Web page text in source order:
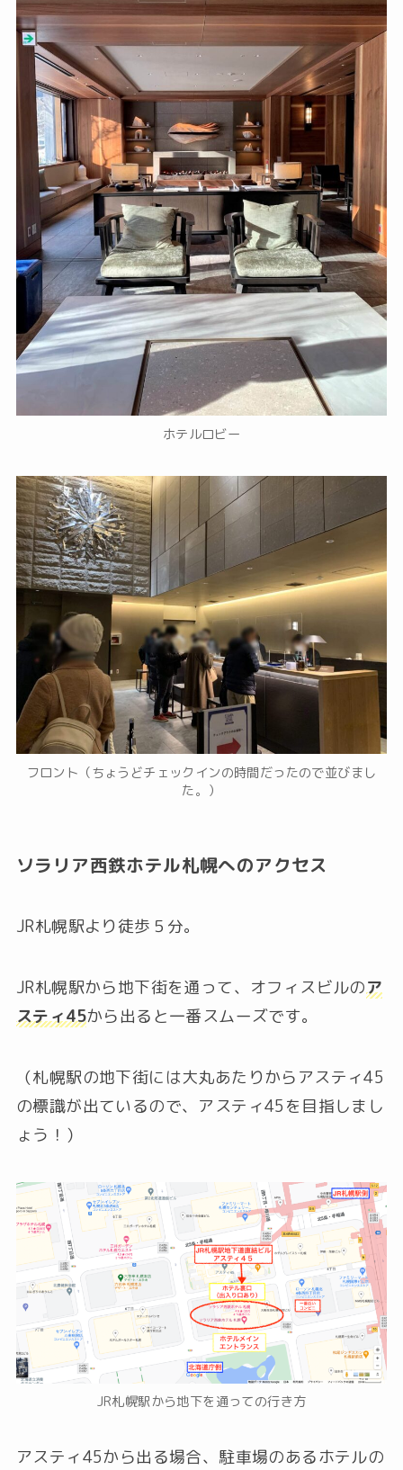
ホテルロビー
フロント（ちょうどチェックインの時間だったので並びまし
た。）
ソラリア西鉄ホテル札幌へのアクセス
JR札幌駅より徒歩５分。
JR札幌駅から地下街を通って、オフィスビルのア
スティ45から出ると一番スムーズです。
（札幌駅の地下街には大丸あたりからアスティ45
の標識が出ているので、アスティ45を目指しまし
ょう！）
JR札幌駅から地下を通っての行き方
アスティ45から出る場合、駐車場のあるホテルの